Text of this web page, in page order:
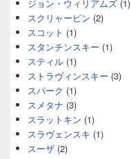
ジョン・ウィリアムズ (1)
スクリャービン (2)
スコット (1)
スタンチンスキー (1)
スティル (1)
ストラヴィンスキー (3)
スパーク (1)
スメタナ (3)
スラットキン (1)
スラヴェンスキ (1)
スーザ (2)